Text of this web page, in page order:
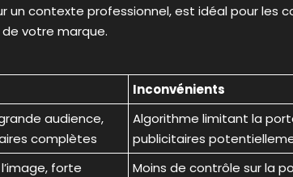
un contexte professionnel, est idéal pour les
votre marque.
Inconvénients
audience,
complètes
Algorithme limitant la
publicitaires
forte
Moins de contrôle sur la